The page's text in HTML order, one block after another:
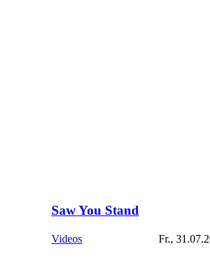
Saw You Stand
Videos Fr.,